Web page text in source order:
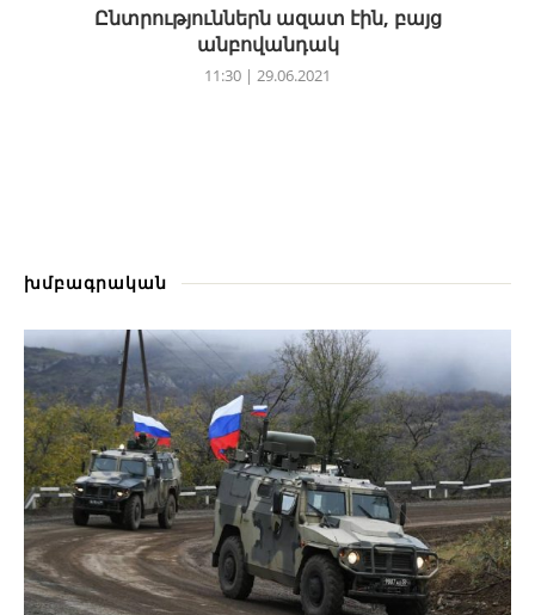
Ընտրություններն ազատ էին, բայց
անբովանդակ
11:30 | 29.06.2021
խմբագրական